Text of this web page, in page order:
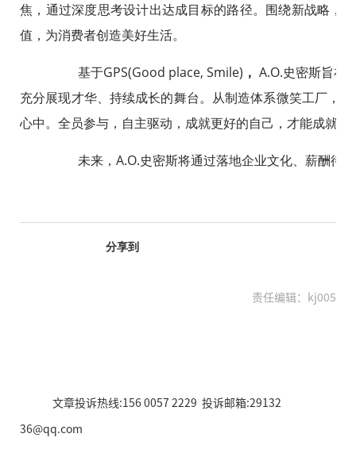
焦，通过深度思考设计出达成目标的路径。围绕新战略，
值，为消费者创造美好生活。
基于GPS(Good place, Smile) ， A.O.史密斯旨在
充分展现才华、持续成长的舞台。从制造体系微笑工厂，
心中。全员参与，自主驱动，成就更好的自己，才能成就更
未来，A.O.史密斯将通过落地企业文化、薪酬待
分享到
责任编辑：kj005
文章投诉热线:156 0057 2229 投诉邮箱:29132
36@qq.com